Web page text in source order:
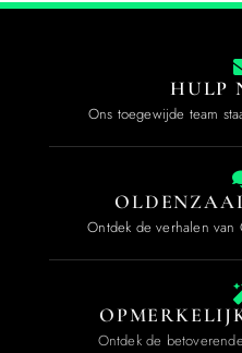
HULP
Ons toegewijde team
Ontdek de verhalen
Ontdek de